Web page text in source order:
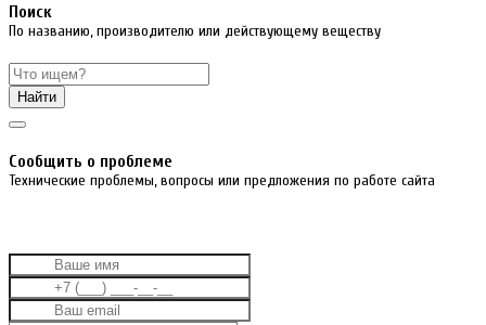
Поиск
По названию, производителю или действующему веществу
Найти
Cообщить о проблеме
Технические проблемы, вопросы или предложения по работе сайта